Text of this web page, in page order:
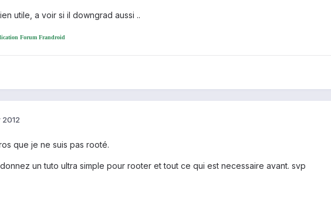
utile, a voir si il downgrad aussi ..
Forum Frandroid
2012
que je ne suis pas rooté.
un tuto ultra simple pour rooter et tout ce qui est necessaire avant. svp